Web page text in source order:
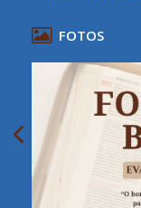
FOTOS